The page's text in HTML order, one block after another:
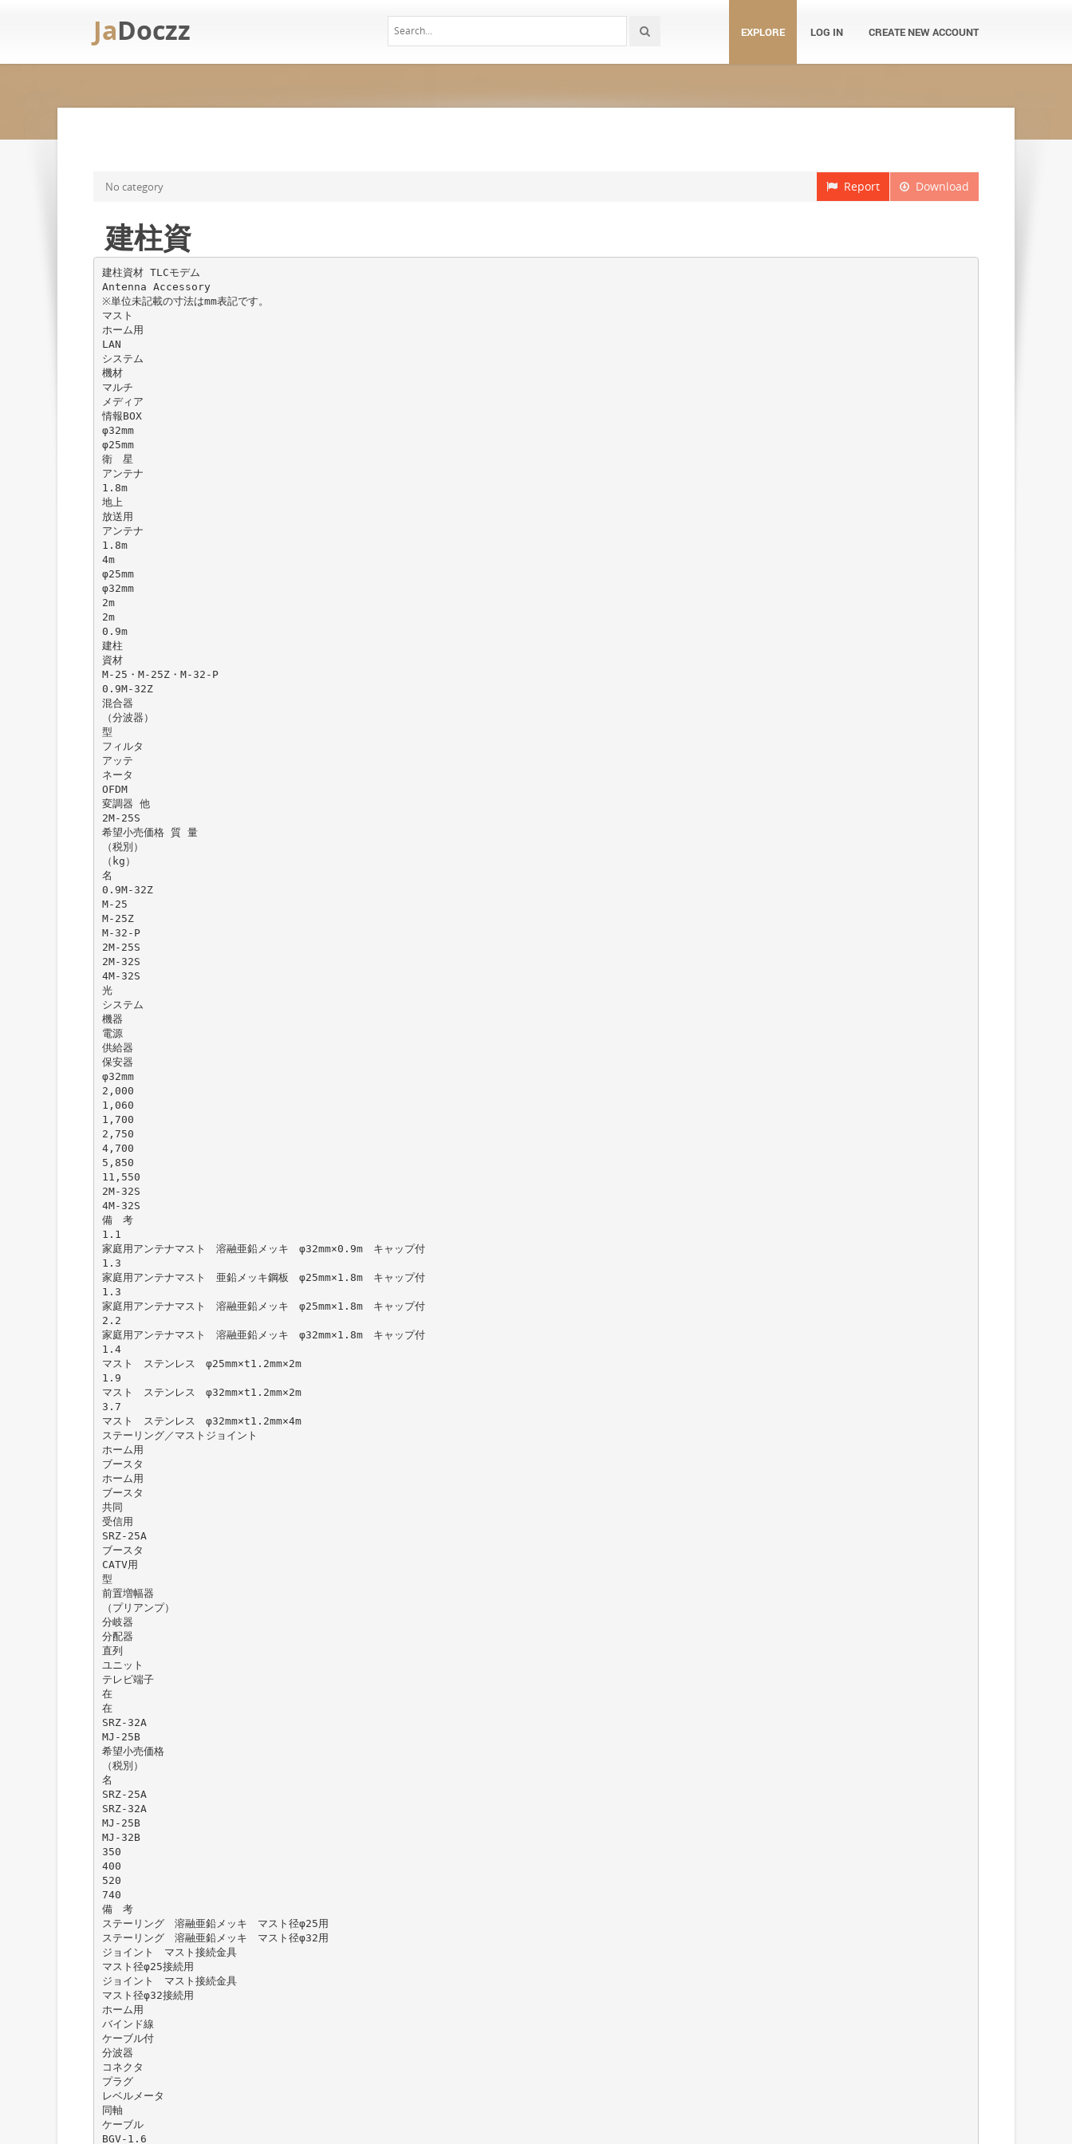
JaDoczz EXPLORE LOG IN CREATE NEW ACCOUNT
Download
Report
No category
建柱資
建柱資材 TLCモデム
Antenna Accessory
※単位未記載の寸法はmm表記です。
マスト
ホーム用
LAN
システム
機材
マルチ
メディア
情報BOX
φ32mm
φ25mm
衛 星
アンテナ
1.8m
地上
放送用
アンテナ
1.8m
4m
φ25mm
φ32mm
2m
2m
0.9m
建柱
資材
M-25・M-25Z・M-32-P
0.9M-32Z
混合器
（分波器）
型
フィルタ
アッテ
ネータ
OFDM
変調器 他
2M-25S
希望小売価格 質 量
（税別）
（kg）
名
0.9M-32Z
M-25
M-25Z
M-32-P
2M-25S
2M-32S
4M-32S
光
システム
機器
電源
供給器
保安器
φ32mm
2,000
1,060
1,700
2,750
4,700
5,850
11,550
2M-32S
4M-32S
備 考
1.1
家庭用アンテナマスト 溶融亜鉛メッキ φ32mm×0.9m キャップ付
1.3
家庭用アンテナマスト 亜鉛メッキ鋼板 φ25mm×1.8m キャップ付
1.3
家庭用アンテナマスト 溶融亜鉛メッキ φ25mm×1.8m キャップ付
2.2
家庭用アンテナマスト 溶融亜鉛メッキ φ32mm×1.8m キャップ付
1.4
マスト ステンレス φ25mm×t1.2mm×2m
1.9
マスト ステンレス φ32mm×t1.2mm×2m
3.7
マスト ステンレス φ32mm×t1.2mm×4m
ステーリング／マストジョイント
ホーム用
ブースタ
ホーム用
ブースタ
共同
受信用
SRZ-25A
ブースタ
CATV用
型
前置増幅器
（プリアンプ）
分岐器
分配器
直列
ユニット
テレビ端子
在
在
SRZ-32A
MJ-25B
希望小売価格
（税別）
名
SRZ-25A
SRZ-32A
MJ-25B
MJ-32B
350
400
520
740
備 考
ステーリング 溶融亜鉛メッキ マスト径φ25用
ステーリング 溶融亜鉛メッキ マスト径φ32用
ジョイント マスト接続金具
マスト径φ25接続用
ジョイント マスト接続金具
マスト径φ32接続用
ホーム用
バインド線
ケーブル付
分波器
コネクタ
プラグ
レベルメータ
同軸
ケーブル
BGV-1.6